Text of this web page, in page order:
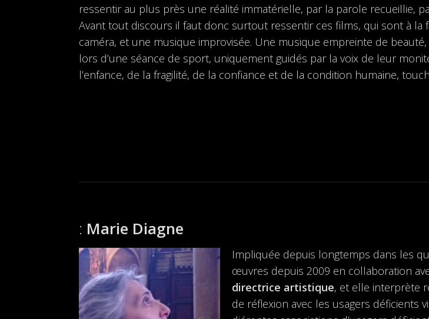
ressentir au plus près une réalité immatérielle, par la parole recueillie,
Avant tout discours il faut donc surtout ressentir ces films, qui sont à la
caméra, et une musique improvisée. Une musique empreinte de
lors d’une séance de sport, uniquement guidés par la voix de leur
l’enfance, de la fragilité, de la confiance et de la condition humaine,
Marie Diagne
Impliquée depuis longtemps dans les
œuvres depuis 2009 en collaboration
directrice artistique, et elle interprète
de réflexion avec les usagers déficients